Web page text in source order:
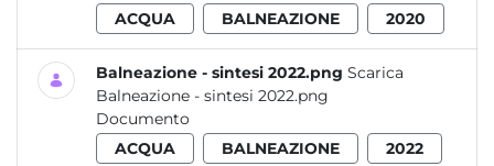
ACQUA
BALNEAZIONE 2020
Balneazione - sintesi 2022.png Scarica
Balneazione - sintesi 2022.png
Documento
ACQUA
BALNEAZIONE
2022